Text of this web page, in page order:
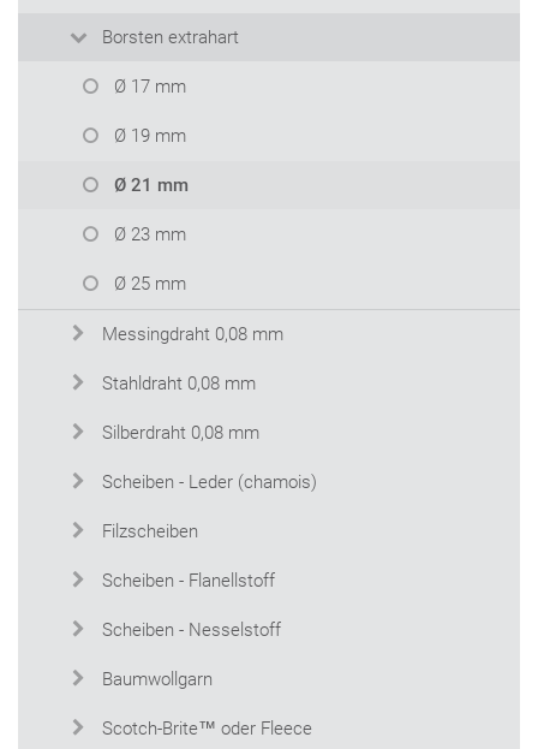
Borsten extrahart
Ø 17 mm
Ø 19 mm
Ø 21 mm
Ø 23 mm
Ø 25 mm
Messingdraht 0,08 mm
Stahldraht 0,08 mm
Silberdraht 0,08 mm
Scheiben - Leder (chamois)
Filzscheiben
Scheiben - Flanellstoff
Scheiben - Nesselstoff
Baumwollgarn
Scotch-Brite™ oder Fleece